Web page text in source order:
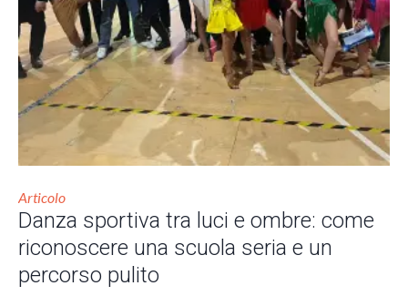
Articolo
Danza sportiva tra luci e ombre: come
riconoscere una scuola seria e un
percorso pulito